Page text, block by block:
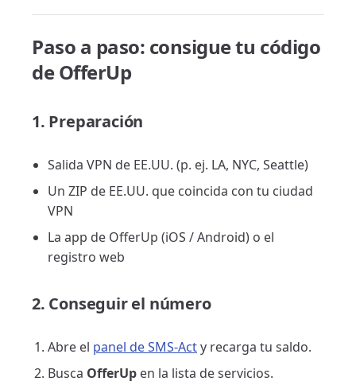
Paso a paso: consigue tu código
de OfferUp
1. Preparación
Salida VPN de EE.UU. (p. ej. LA, NYC, Seattle)
Un ZIP de EE.UU. que coincida con tu ciudad
VPN
La app de OfferUp (iOS / Android) o el
registro web
2. Conseguir el número
Abre el panel de SMS-Acty recarga tu saldo.
Busca OfferUp en la lista de servicios.